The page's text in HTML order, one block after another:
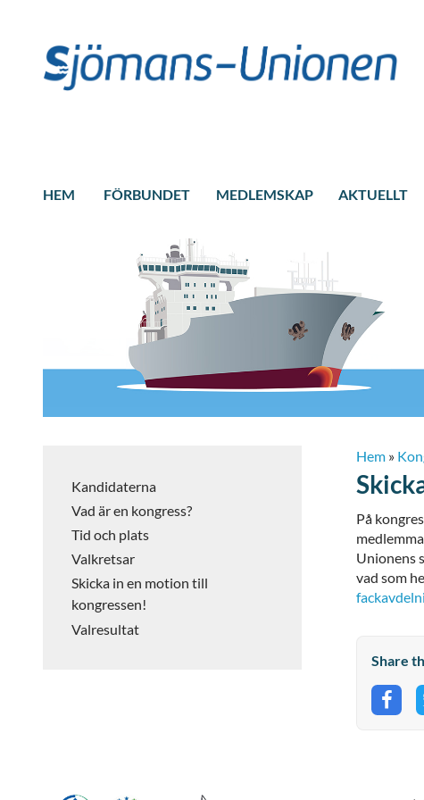
HEM FÖRBUNDET MEDLEMSKAP AKTUELLT
Kandidaterna
Vad är en kongress?
Tid och plats
Valkretsar
Skicka in en motion till
kongressen!
Valresultat
Hem »
På
Unionens
vad som
Share